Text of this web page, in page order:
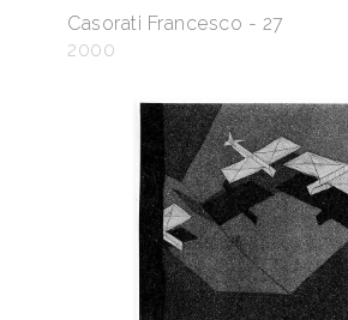
Casorati Francesco - 27
2000